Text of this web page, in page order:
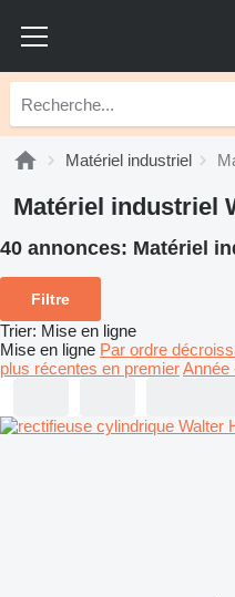
Matériel industriel
Matériel industriel
40 annonces: Matériel
Filtre
Trier: Mise en ligne
Mise en ligne Par ordre
plus récentes en premierAnnée